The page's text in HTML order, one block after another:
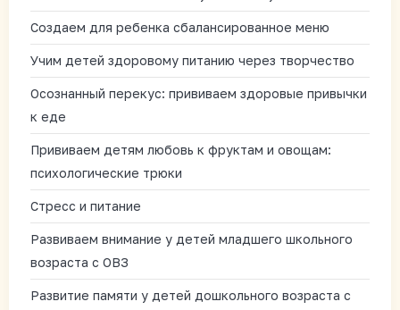
Создаем для ребенка сбалансированное меню
Учим детей здоровому питанию через творчество
Осознанный перекус: прививаем здоровые привычки
к еде
Прививаем детям любовь к фруктам и овощам:
психологические трюки
Стресс и питание
Развиваем внимание у детей младшего школьного
возраста с ОВЗ
Развитие памяти у детей дошкольного возраста с